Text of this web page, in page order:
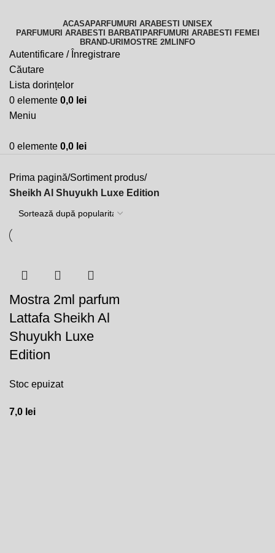
ACASAPARFUMURI ARABESTI UNISEX
PARFUMURI ARABESTI BARBATI PARFUMURI ARABESTI FEMEI
BRAND-URI MOSTRE 2ML INFO
Autentificare / Înregistrare
Căutare
Lista dorințelor
0 elemente 0,0 lei
Meniu
0 elemente 0,0 lei
Prima pagină Sortiment produs
Sheikh Al Shuyukh Luxe Edition
Mostra 2ml parfum
Lattafa Sheikh Al
Shuyukh Luxe
Edition
Stoc epuizat
7,0 lei